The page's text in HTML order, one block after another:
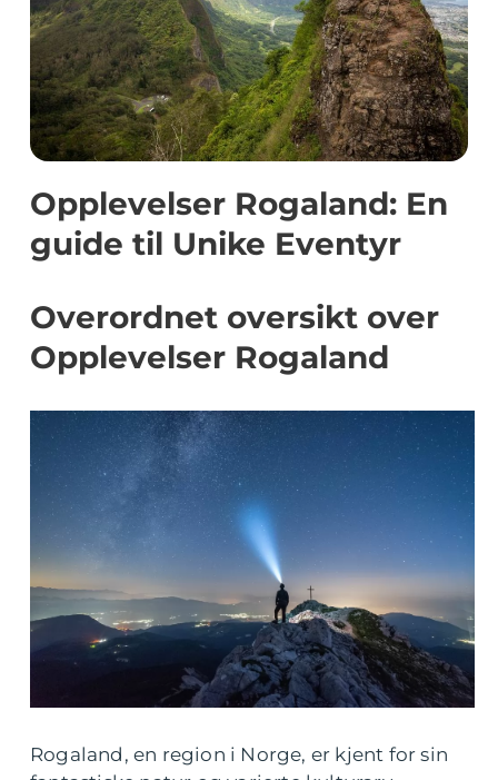
Opplevelser Rogaland: En
guide til Unike Eventyr
Overordnet oversikt over
Opplevelser Rogaland
Rogaland, en region i Norge, er kjent for sin